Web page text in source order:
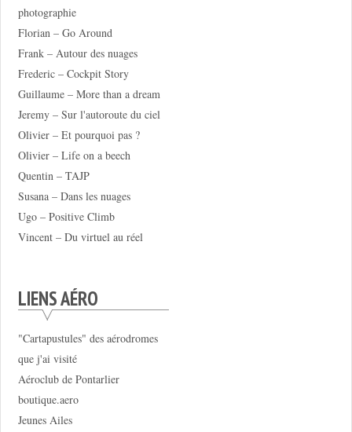
photographie
Florian – Go Around
Frank – Autour des nuages
Frederic – Cockpit Story
Guillaume – More than a dream
Jeremy – Sur l'autoroute du ciel
Olivier – Et pourquoi pas ?
Olivier – Life on a beech
Quentin – TAJP
Susana – Dans les nuages
Ugo – Positive Climb
Vincent – Du virtuel au réel
LIENS AÉRO
"Cartapustules" des aérodromes
que j'ai visité
Aéroclub de Pontarlier
boutique.aero
Jeunes Ailes